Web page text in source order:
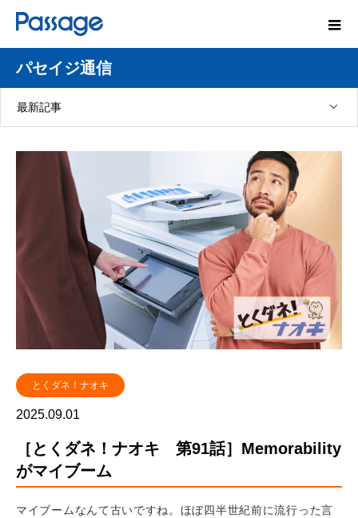
パセイジ通信
最新記事
とくダネ！ナオキ
2025.09.01
［とくダネ！ナオキ 第91話］Memorability
がマイブーム
マイブームなんて古いですね。ほぼ四半世紀前に流行った言